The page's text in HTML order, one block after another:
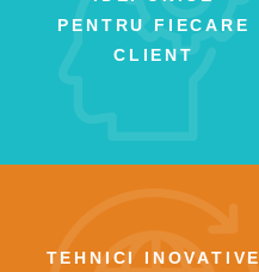
PENTRU FIECARE
CLIENT
TEHNICI INOVATIVE